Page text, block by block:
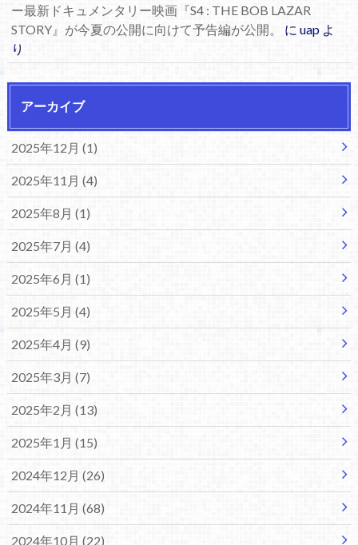
ー最新ドキュメンタリー映画『S4 : THE BOB LAZAR
STORY』が今夏の公開に向けて予告編が公開。
に uapよ
り
アーカイブ
2025年12月 (1)
2025年11月 (4)
2025年8月 (1)
2025年7月 (4)
2025年6月 (1)
2025年5月 (4)
2025年4月 (9)
2025年3月 (7)
2025年2月 (13)
2025年1月 (15)
2024年12月 (26)
2024年11月 (68)
2024年10月 (22)